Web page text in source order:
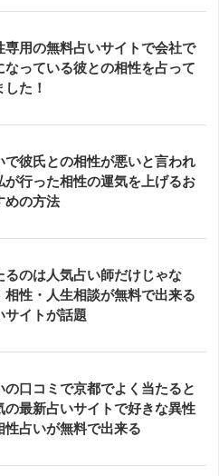
専用の無料占いサイトで会社で
なっている彼との相性を占って
した！
で彼氏との相性が悪いと言われ
が行った相性の運気を上げるお
めの方法
るのは人気占い師だけじゃな
相性・人生相談が無料で出来る
サイトが話題
の口コミで京都でよく当たると
の最新占いサイトで好きな異性
性占いが無料で出来る